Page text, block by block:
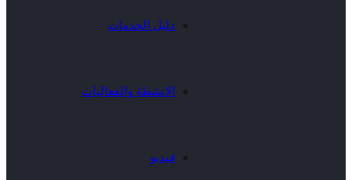
دليل الخدمات
الانشطة والفعاليات
فيديو